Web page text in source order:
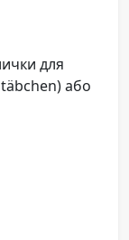
для
або